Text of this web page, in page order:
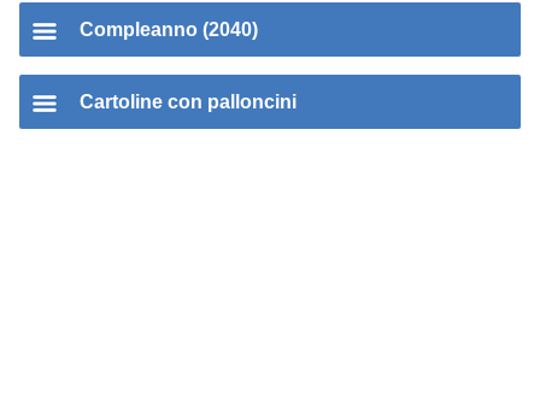
Compleanno (2040)
Cartoline con palloncini